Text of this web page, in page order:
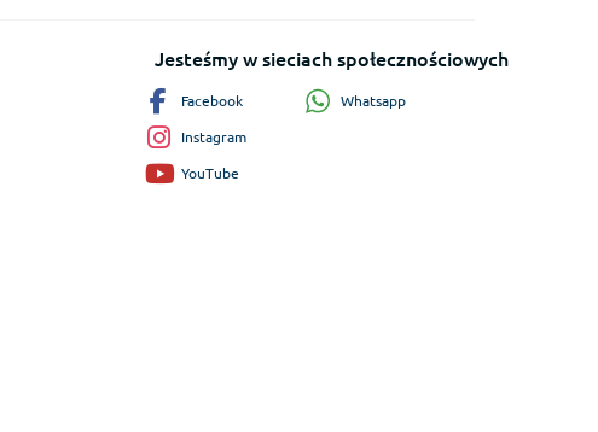
Jesteśmy w sieciach społecznościowych
Facebook
Instagram
YouTube
Whatsapp